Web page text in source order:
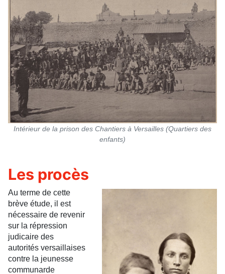
Intérieur de la prison des Chantiers à Versailles (Quartiers des
enfants)
Les procès
Au terme de cette
brève étude, il est
nécessaire de revenir
sur la répression
judicaire des
autorités versaillaises
contre la jeunesse
communarde